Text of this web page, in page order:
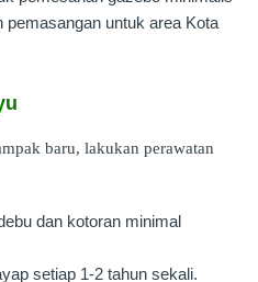
untuk area Kota
baru, lakukan perawatan
dan kotoran minimal
setiap 1-2 tahun sekali.